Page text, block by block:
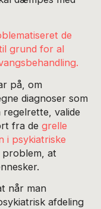
de
grund for al
på, om
diagnoser som
valide
fra degrelle
i psykiatriske
problem, at
når man
afdeling